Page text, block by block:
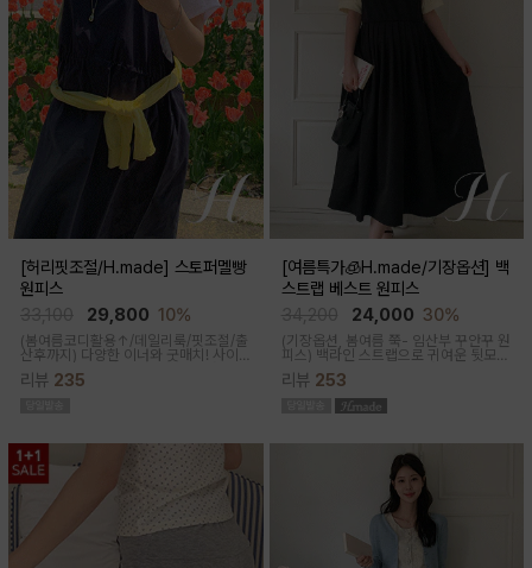
[허리핏조절/H.made] 스토퍼멜빵
원피스
29,800 10%
(봄여름코디활용↑/데일리룩/핏조절/출
산후까지) 다양한 이너와 굿매치! 사이
드 스토퍼로 출산전후 예쁜핏 완성되는
캐쥬얼한 무드의 뷔스티에 원피스에요
리뷰 235
[여름특가🧊H.made/기장옵션] 백
스트랩 베스트 원피스
24,000 30%
(기장옵션, 봄여름 쭉- 임산부 꾸안꾸 원
피스) 백라인 스트랩으로 귀여운 뒷모습
으로 연출해주는 기특한 원피스, 바스락
한 소재로 착용감이 가벼워요
리뷰 253